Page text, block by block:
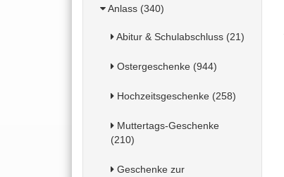
Anlass (340)
Abitur & Schulabschluss (21)
Ostergeschenke (944)
Hochzeitsgeschenke (258)
Muttertags-Geschenke
(210)
Geschenke zur